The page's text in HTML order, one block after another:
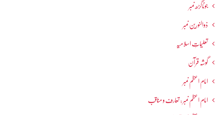
جوناگڑھ نمبر
ذوالنورین نمبر
تعلیماتِ اسلامیہ
گوشہ قرآن
امام اعظم نمبر
امام اعظم نمبر : تعارف و مناقب